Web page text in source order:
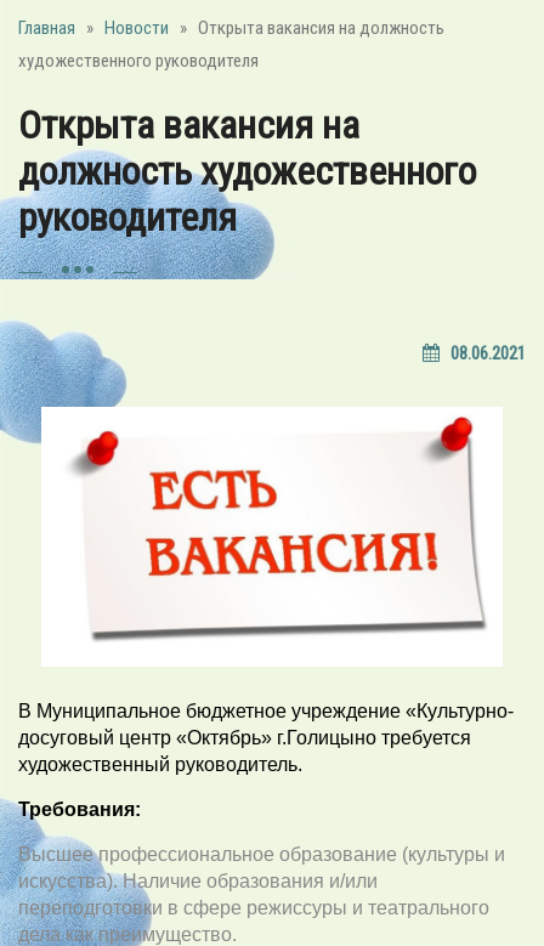
Главная » Новости » Открыта вакансия на должность
художественного руководителя
Открыта вакансия на
должность художественного
руководителя
08.06.2021
В Муниципальное бюджетное учреждение «Культурно-
досуговый центр «Октябрь» г.Голицыно требуется
художественный руководитель.
Требования:
Высшее профессиональное образование (культуры и
искусства). Наличие образования и/или
переподготовки в сфере режиссуры и театрального
дела как преимущество.